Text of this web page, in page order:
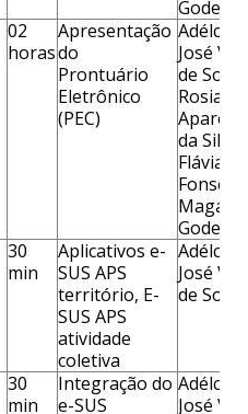
Godeny
02
horas
Apresentação
do
Prontuário
Eletrônico
(PEC)
Adélcio
José
de
Rosiane
da Silva
Flávia
Fonseca
Godeny
30
min
Aplicativos e-
SUS APS
território, E-
SUS APS
atividade
coletiva
Adélcio
José
de
30
min
Integração do
e-SUS
Adélcio
José